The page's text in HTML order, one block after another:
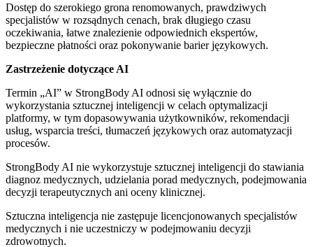
Dostęp do szerokiego grona renomowanych, prawdziwych
specjalistów w rozsądnych cenach, brak długiego czasu
oczekiwania, łatwe znalezienie odpowiednich ekspertów,
bezpieczne płatności oraz pokonywanie barier językowych.
Zastrzeżenie dotyczące AI
Termin „AI” w StrongBody AI odnosi się wyłącznie do
wykorzystania sztucznej inteligencji w celach optymalizacji
platformy, w tym dopasowywania użytkowników, rekomendacji
usług, wsparcia treści, tłumaczeń językowych oraz automatyzacji
procesów.
StrongBody AI nie wykorzystuje sztucznej inteligencji do stawiania
diagnoz medycznych, udzielania porad medycznych, podejmowania
decyzji terapeutycznych ani oceny klinicznej.
Sztuczna inteligencja nie zastępuje licencjonowanych specjalistów
medycznych i nie uczestniczy w podejmowaniu decyzji
zdrowotnych.